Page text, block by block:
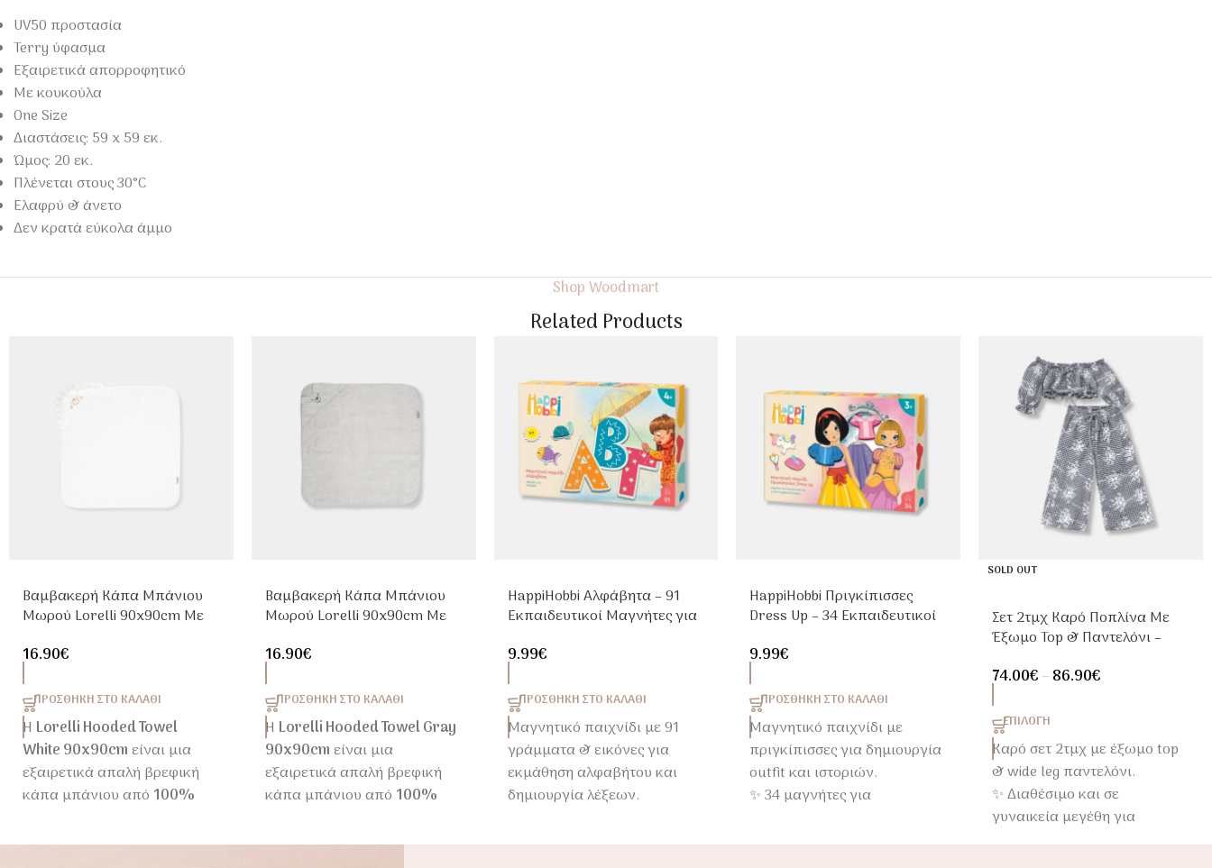
UV50 προστασία
Terry ύφασμα
Εξαιρετικά απορροφητικό
Με κουκούλα
One Size
Διαστάσεις: 59 x 59 εκ.
Ώμος: 20 εκ.
Πλένεται στους 30°C
Ελαφρύ & άνετο
Δεν κρατά εύκολα άμμο
Shop Woodmart
Related Products
Βαμβακερή Κάπα Μπάνιου
Μωρού Lorelli 90x90cm Με
16.90€
ΠΡΟΣΘΉΚΗ ΣΤΟ ΚΑΛΆΘΙ
Η Lorelli Hooded Towel
White 90x90cmείναι μια
εξαιρετικά απαλή βρεφική
κάπα μπάνιου από 100%
να αγκαλιάζει το μωρό μετά
Βαμβακερή Κάπα Μπάνιου
Μωρού Lorelli 90x90cm Με
16.90€
ΠΡΟΣΘΉΚΗ ΣΤΟ ΚΑΛΆΘΙ
Η Lorelli Hooded Towel Gray
90x90cmείναι μια
εξαιρετικά απαλή βρεφική
κάπα μπάνιου από 100%
να αγκαλιάζει το μωρό μετά
HappiHobbi Αλφάβητα – 91
Εκπαιδευτικοί Μαγνήτες για
9.99€
ΠΡΟΣΘΉΚΗ ΣΤΟ ΚΑΛΆΘΙ
Μαγνητικό παιχνίδι με 91
γράμματα & εικόνες για
εκμάθηση αλφαβήτου και
δημιουργία λέξεων.
HappiHobbi Πριγκίπισσες
Dress Up – 34 Εκπαιδευτικοί
9.99€
ΠΡΟΣΘΉΚΗ ΣΤΟ ΚΑΛΆΘΙ
Μαγνητικό παιχνίδι με
πριγκίπισσες για δημιουργία
outfit και ιστοριών.
✨ 34 μαγνήτες για
SOLD OUT
Σετ 2τμχ Καρό Ποπλίνα Με
Έξωμο Top & Παντελόνι –
74.00€–86.90€
ΕΠΙΛΟΓΉ
Καρό σετ 2τμχ με έξωμο top
& wide leg παντελόνι.
✨ Διαθέσιμο και σε
γυναικεία μεγέθη για